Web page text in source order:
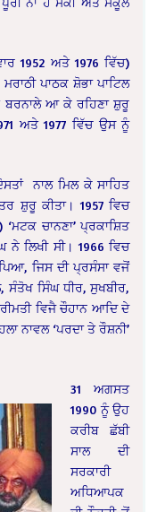
1952 ਅਤੇ 1976 ਵਿੱਚ)
ਪਾਠਕ ਸ਼ੋਭਾ ਪਾਟਿਲ
ਆ ਕੇ ਰਹਿਣਾ ਸ਼ੁਰੂ
ਅਤੇ 1977 ਵਿੱਚ ਉਸ ਨੂੰ
ਨਾਲ ਮਿਲ ਕੇ ਸਾਹਿਤ
ਸ਼ੁਰੂ ਕੀਤਾ। 1957 ਵਿਚ
ਚਾਨਣਾ’ ਪ੍ਰਕਾਸ਼ਿਤ
ਲਿਖੀ ਸੀ। 1966 ਵਿਚ
ਜਿਸ ਦੀ ਪ੍ਰਸੰਸਾ ਵਜੋਂ
ਸਿੰਘ ਧੀਰ, ਸੁਖਬੀਰ,
ਵਿਜੈ ਚੌਹਾਨ ਆਦਿ ਦੇ
ਨਾਵਲ ‘ਪਰਦਾ ਤੇ ਰੌਸ਼ਨੀ’
31 ਅਗਸਤ
1990 ਨੂੰ ਉਹ
ਕਰੀਬ ਛੱਬੀ
ਸਾਲ ਦੀ
ਸਰਕਾਰੀ
ਅਧਿਆਪਕ